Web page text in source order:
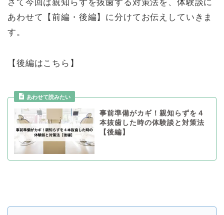
さて今回は親知らずを抜歯する対策法を、体験談に
あわせて【前編・後編】に分けてお伝えしていきま
す。
【後編はこちら】
事前準備がカギ！親知らずを４
本抜歯した時の体験談と対策法
【後編】